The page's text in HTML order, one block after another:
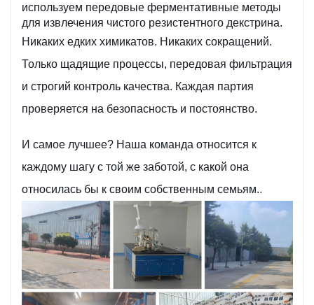
используем передовые ферментативные методы
для извлечения чистого резистентного декстрина.
Никаких едких химикатов. Никаких сокращений.
Только щадящие процессы, передовая фильтрация
и строгий контроль качества. Каждая партия
проверяется на безопасность и постоянство.
И самое лучшее? Наша команда относится к
каждому шагу с той же заботой, с какой она
относилась бы к своим собственным семьям..